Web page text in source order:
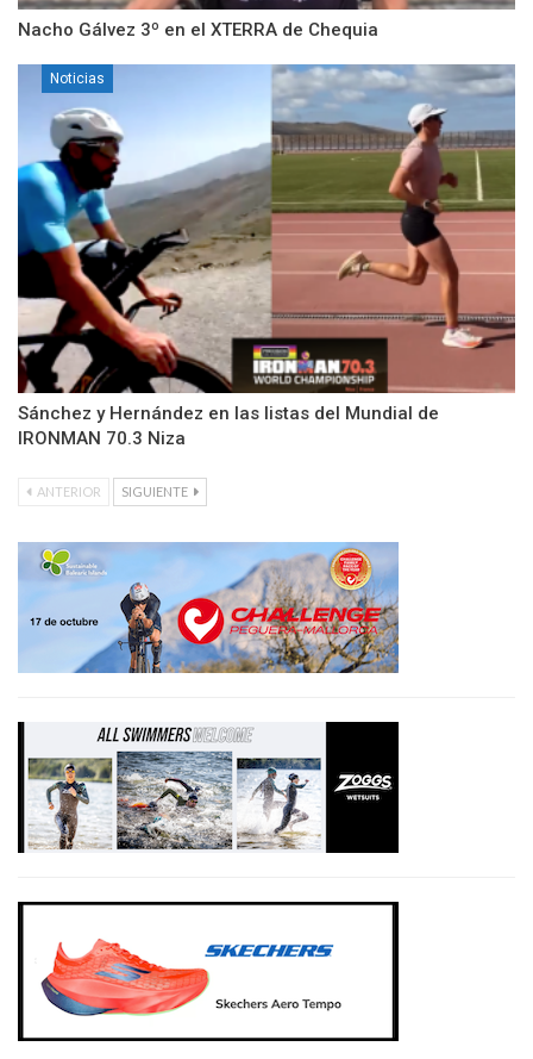
Nacho Gálvez 3º en el XTERRA de Chequia
Noticias
Sánchez y Hernández en las listas del Mundial de
IRONMAN 70.3 Niza
ANTERIOR SIGUIENTE